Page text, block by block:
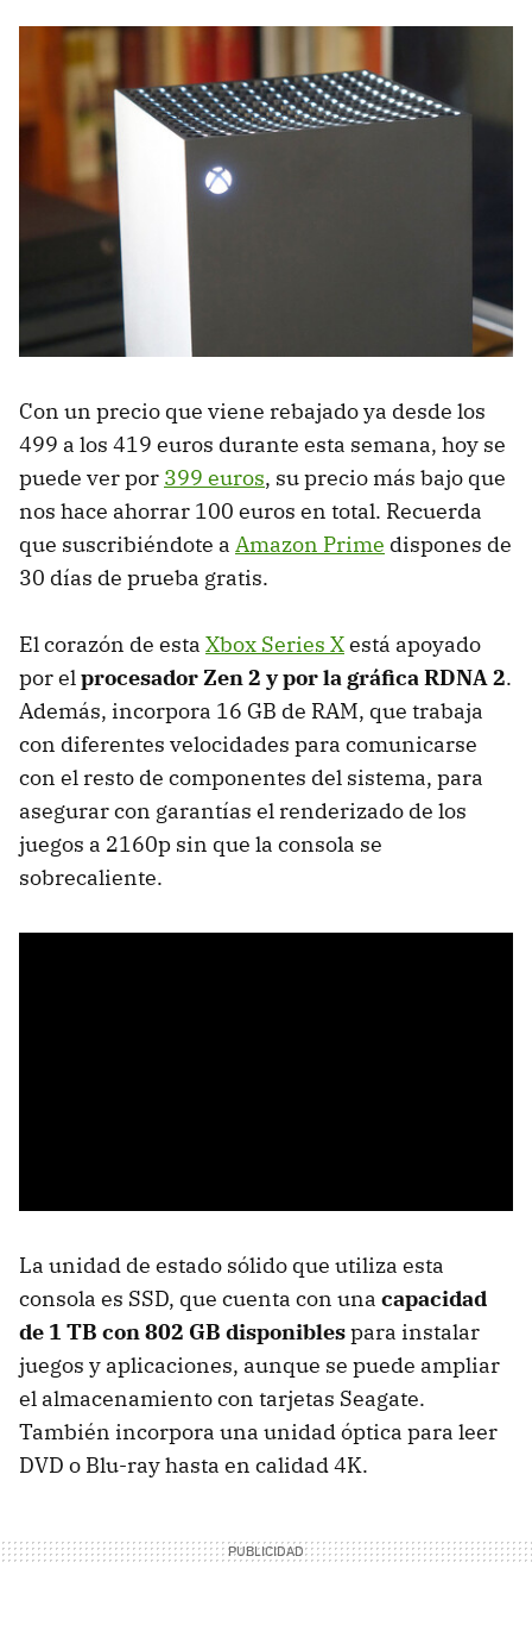
Con un precio que viene rebajado ya desde los
499 a los 419 euros durante esta semana, hoy se
puede ver por 399 euros, su precio más bajo que
nos hace ahorrar 100 euros en total. Recuerda
que suscribiéndote a Amazon Prime dispones de
30 días de prueba gratis.
El corazón de esta Xbox Series Xestá apoyado
por elprocesador Zen 2 y por la gráfica RDNA 2.
Además, incorpora 16 GB de RAM, que trabaja
con diferentes velocidades para comunicarse
con el resto de componentes del sistema, para
asegurar con garantías el renderizado de los
juegos a 2160p sin que la consola se
sobrecaliente.
La unidad de estado sólido que utiliza esta
consola es SSD, que cuenta con una capacidad
de 1 TB con 802 GB disponiblespara instalar
juegos y aplicaciones, aunque se puede ampliar
el almacenamiento con tarjetas Seagate.
También incorpora una unidad óptica para leer
DVD o Blu-ray hasta en calidad 4K.